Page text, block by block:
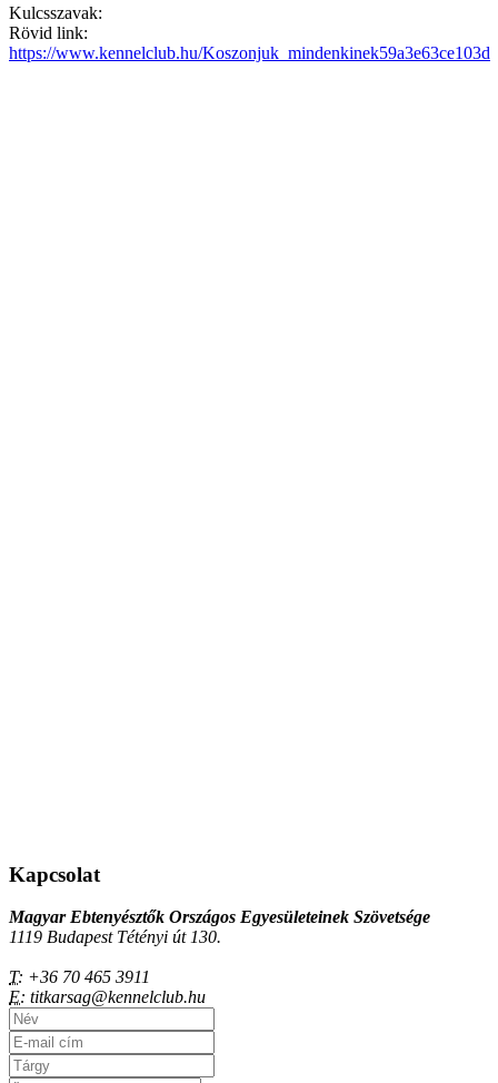
Kulcsszavak:
Rövid link:
https://www.kennelclub.hu/Koszonjuk_mindenkinek59a3e63ce103d
Kapcsolat
Magyar Ebtenyésztők Országos Egyesületeinek Szövetsége
1119 Budapest Tétényi út 130.
T: +36 70 465 3911
E: titkarsag@kennelclub.hu